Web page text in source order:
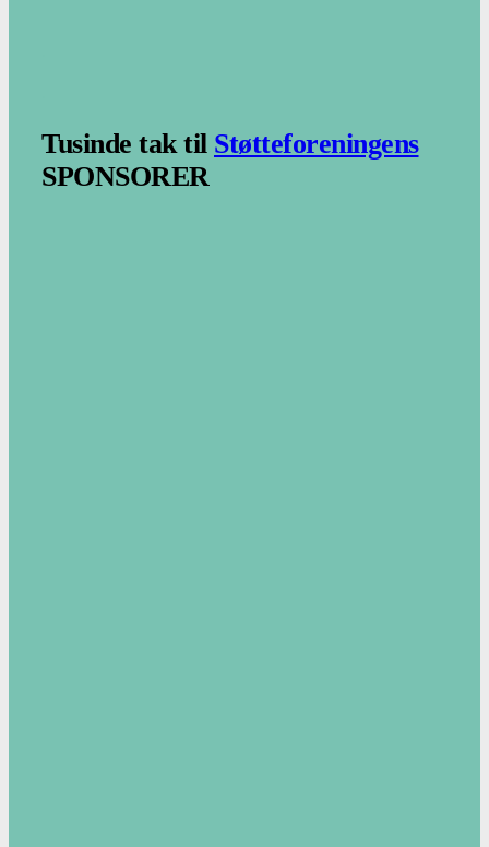
Tusinde tak til Støtteforeningens
SPONSORER